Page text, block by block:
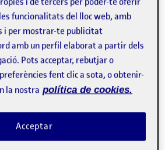
20 Març, 2023
la senyalística
-comentari
…
funcionalitats del lloc web, amb
i per mostrar-te publicitat
amb un perfil elaborat a partir dels
Pots acceptar, rebutjar o
fent clic a sota, o obtenir-
la nostra política de cookies.
Acceptar